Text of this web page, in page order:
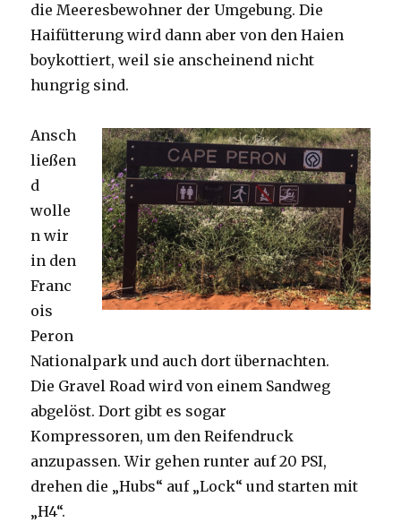
die Meeresbewohner der Umgebung. Die
Haifütterung wird dann aber von den Haien
boykottiert, weil sie anscheinend nicht
hungrig sind.
Ansch
ließen
d
wolle
n wir
in den
Franc
ois
Peron
Nationalpark und auch dort übernachten.
Die Gravel Road wird von einem Sandweg
abgelöst. Dort gibt es sogar
Kompressoren, um den Reifendruck
anzupassen. Wir gehen runter auf 20 PSI,
drehen die „Hubs“ auf „Lock“ und starten mit
„H4“.